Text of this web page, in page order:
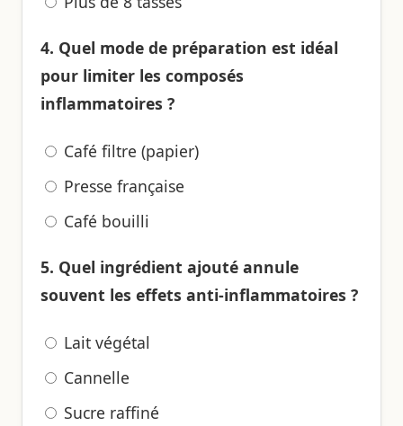
4. Quel mode de préparation est idéal
pour limiter les composés
inflammatoires ?
Café filtre (papier)
Presse française
Café bouilli
5. Quel ingrédient ajouté annule
souvent les effets anti-inflammatoires ?
Lait végétal
Cannelle
Sucre raffiné